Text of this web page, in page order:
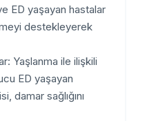
ve ED yaşayan hastalar
destekleyerek
Yaşlanma ile ilişkili
sonucu ED yaşayan
damar sağlığını